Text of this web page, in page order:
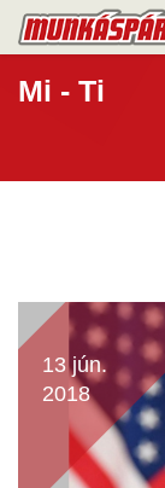
Mi - Ti
13 jún.
2018